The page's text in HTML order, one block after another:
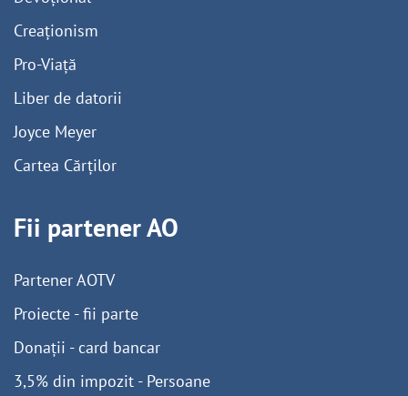
Creaționism
Pro-Viață
Liber de datorii
Joyce Meyer
Cartea Cărților
Fii partener AO
Partener AOTV
Proiecte - fii parte
Donații - card bancar
3,5% din impozit - Persoane